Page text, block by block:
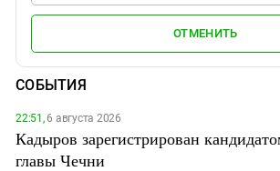
ОТМЕНИТЬ
СОБЫТИЯ
22:51,6 августа 2026
Кадыров зарегистрирован
главы Чечни